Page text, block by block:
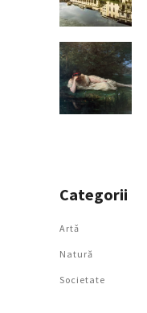
Categorii
Artǎ
Natură
Societate